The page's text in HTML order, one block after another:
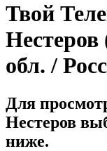
Твой
обл. /
Для
Нестеров
ниже.